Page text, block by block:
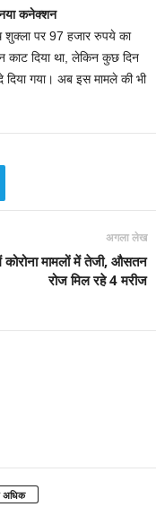
नया कनेक्शन
पर 97 हजार रुपये का
काट दिया था, लेकिन कुछ दिन
गया। अब इस मामले की भी
अगला लेख
कोरोना मामलों में तेजी, औसतन
रोज मिल रहे 4 मरीज